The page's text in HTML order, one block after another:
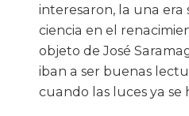
interesaron, la una era
ciencia en el
objeto de José
iban a ser buenas
cuando las luces ya se